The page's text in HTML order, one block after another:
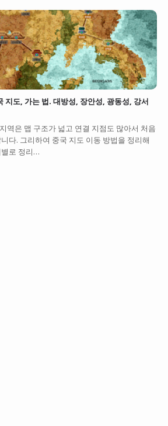
지도, 가는 법. 대방성, 장안성, 광동성, 강서
역은 맵 구조가 넓고 연결 지점도 많아서 처음
다. 그리하여 중국 지도 이동 방법을 정리해
별로 정리…